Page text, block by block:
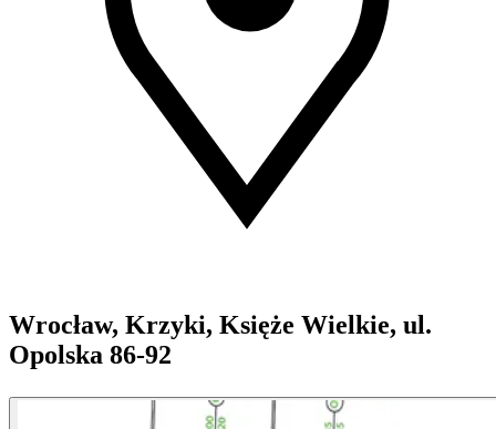
Wrocław, Krzyki, Księże Wielkie, ul.
Opolska 86-92